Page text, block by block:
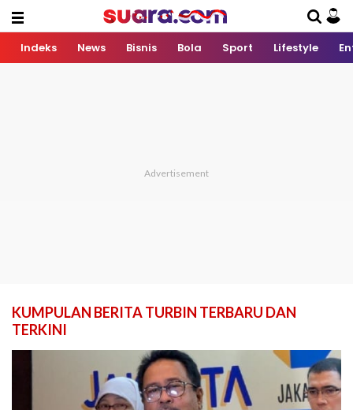
Indeks News Bisnis Bola Sport Lifestyle
KUMPULAN BERITA TURBIN TERBARU DAN
TERKINI